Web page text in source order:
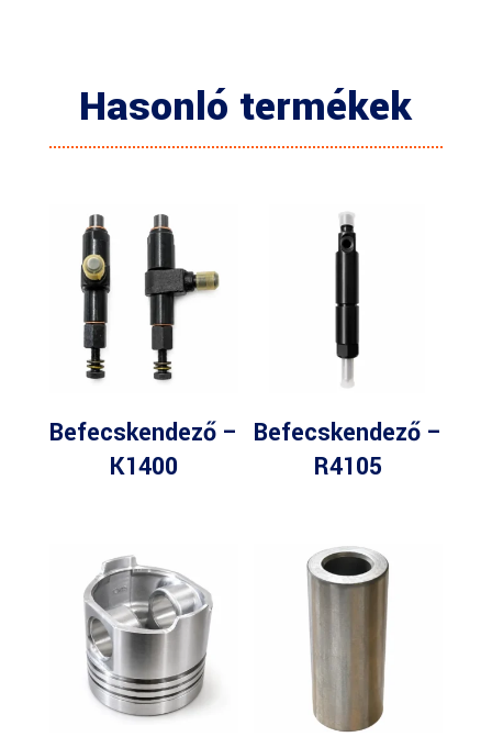
Hasonló termékek
Befecskendező –
K1400
Befecskendező –
R4105